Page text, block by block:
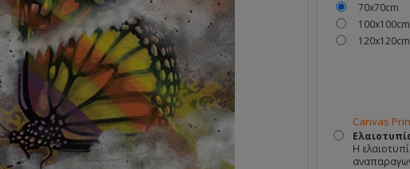
70x70cm
100x100cm
120x120cm
Canvas
Η